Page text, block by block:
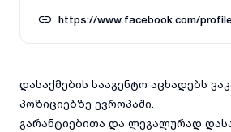
https://www.facebook.com/
დასაქმების სააგენტო აცხადებს
პოზიციებზე ევროპაში.
გარანტიებითა და ლეგალურად